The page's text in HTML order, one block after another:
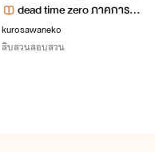
dead time zero ภาคการห
ายตัวของผู้มีความสามรถ
kurosawaneko
สืบสวนสอบสวน